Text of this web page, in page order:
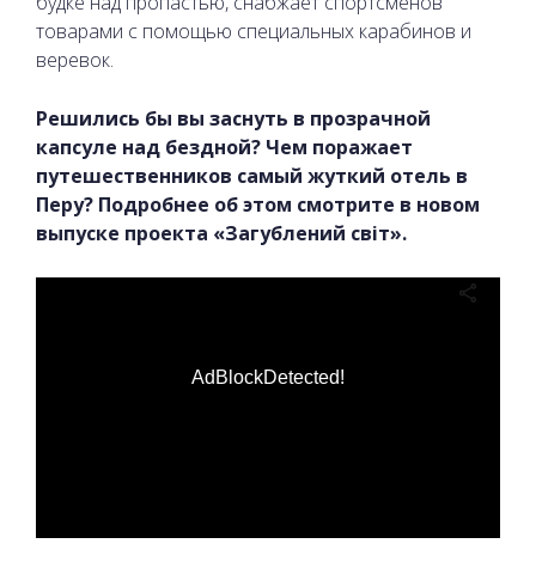
товарами с помощью специальных карабинов и
веревок.
Решились бы вы заснуть в прозрачной
капсуле над бездной? Чем поражает
путешественников самый жуткий отель в
Перу? Подробнее об этом смотрите в новом
выпуске проекта «Загублений світ».
AdBlockDetected!